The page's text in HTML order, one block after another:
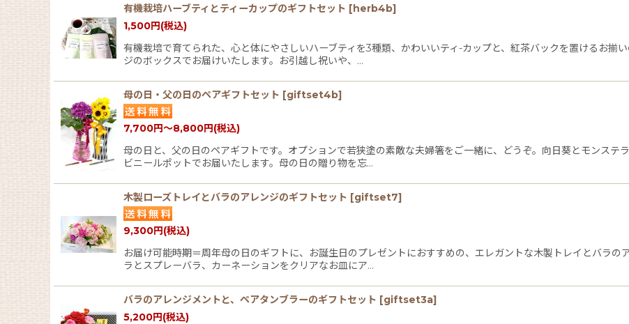
並び順:
有機栽培ハーブティとティーカップのギフトセット [herb4b]
1,500円(税込)
有機栽培で育てられた、心と体にやさしいハーブティを3種類、かわいいティ-カップと、紅茶バックを置けるお揃
ジのボックスでお届けいたします。お引越し祝いや、…
母の日・父の日のペアギフトセット [giftset4b]
7,700円～8,800円(税込)
母の日と、父の日のペアギフトです。オプションで若狭塗の素敵な夫婦箸をご一緒に、どうぞ。向日葵とモンステ
ビニールポットでお届いたします。母の日の贈り物を忘…
木製ローズトレイとバラのアレンジのギフトセット [giftset7]
9,300円(税込)
お届け可能時期＝周年母の日のギフトに、お誕生日のプレゼントにおすすめの、エレガントな木製トレイとバラの
ラとスプレーバラ、カーネーションをクリアなお皿にア…
バラのアレンジメントと、ペアタンブラーのギフトセット [giftset3a]
5,200円(税込)